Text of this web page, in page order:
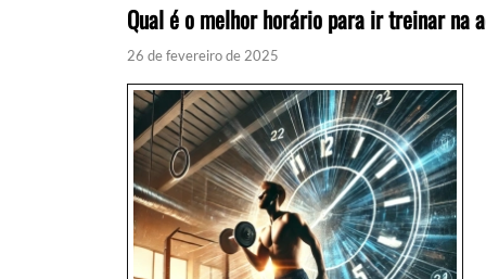
Qual é o melhor horário para ir treinar na
26 de fevereiro de 2025